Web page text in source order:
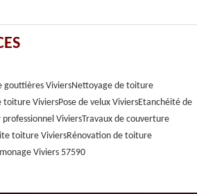
gouttières ViviersNettoyage de toiture
toiture ViviersPose de velux ViviersEtanchéité de
professionnel ViviersTravaux de couverture
toiture ViviersRénovation de toiture
Viviers 57590